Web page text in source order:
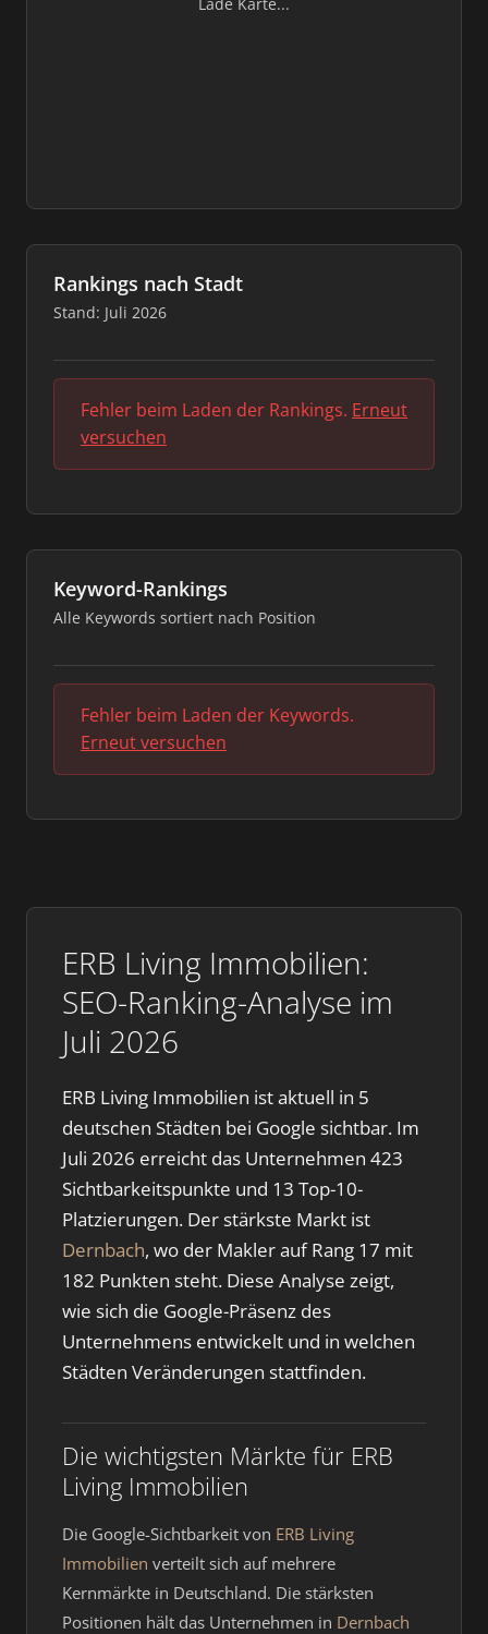
ERB Living Immobilien:
SEO-Ranking-Analyse im
Juli 2026
ERB Living Immobilien ist aktuell in 5
deutschen Städten bei Google sichtbar. Im
Juli 2026 erreicht das Unternehmen 423
Sichtbarkeitspunkte und 13 Top-10-
Platzierungen. Der stärkste Markt ist
Dernbach, wo der Makler auf Rang 17 mit
182 Punkten steht. Diese Analyse zeigt,
wie sich die Google-Präsenz des
Unternehmens entwickelt und in welchen
Städten Veränderungen stattfinden.
Die wichtigsten Märkte für ERB
Living Immobilien
Die Google-Sichtbarkeit von ERB Living
Immobilien verteilt sich auf mehrere
Kernmärkte in Deutschland. Die stärksten
Positionen hält das Unternehmen in Dernbach
Rankings nach Stadt
Stand: Juli 2026
Fehler beim Laden der Rankings. Erneut
versuchen
Keyword-Rankings
Alle Keywords sortiert nach Position
Fehler beim Laden der Keywords.
Erneut versuchen